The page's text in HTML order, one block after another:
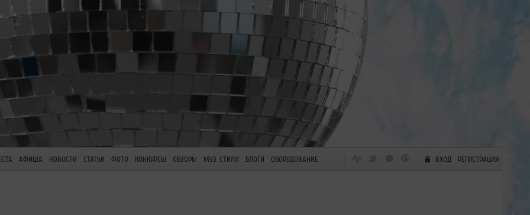
АФИША НОВОСТИ СТАТЬИ ФОТО КОНКУРСЫ ОБЗОРЫ МУЗ. СТИЛИ БЛОГИ ОБОРУДОВАНИЕ ВХОД РЕГИСТРАЦИЯ